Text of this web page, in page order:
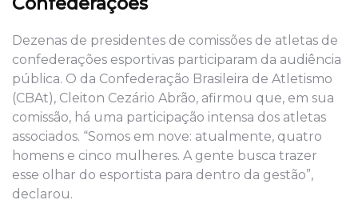
Dezenas de presidentes de comissões de atletas de
confederações esportivas participaram da audiência
pública. O da Confederação Brasileira de Atletismo
(CBAt), Cleiton Cezário Abrão, afirmou que, em sua
comissão, há uma participação intensa dos atletas
associados. “Somos em nove: atualmente, quatro
homens e cinco mulheres. A gente busca trazer
esse olhar do esportista para dentro da gestão”,
declarou.